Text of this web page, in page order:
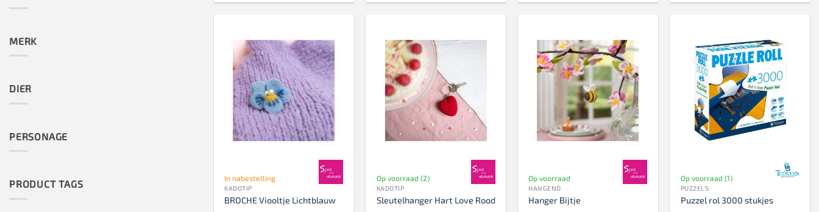
MERK
DIER
PERSONAGE
PRODUCT TAGS
In nabestelling
KADOTIP
BROCHE Viooltje Lichtblauw
Op voorraad (2)
KADOTIP
Sleutelhanger Hart Love Rood
Op voorraad
HANGEND
Hanger Bijtje
Op voorraad (1)
PUZZELS
Puzzel rol 3000 stukjes